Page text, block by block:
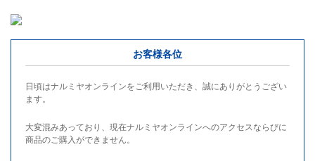
お客様各位
日頃はナルミヤオンラインをご利用いただき、誠にありがとうござい
ます。
大変混みあっており、現在ナルミヤオンラインへのアクセスならびに
商品のご購入ができません。